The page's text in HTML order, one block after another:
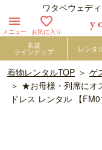
ワタベウェデ

メニュー

お気に入り
衣裳
ラインナップ レンタ
着物レンタルTOP
ゲ
★お母様・列席にオ
ドレス レンタル 【